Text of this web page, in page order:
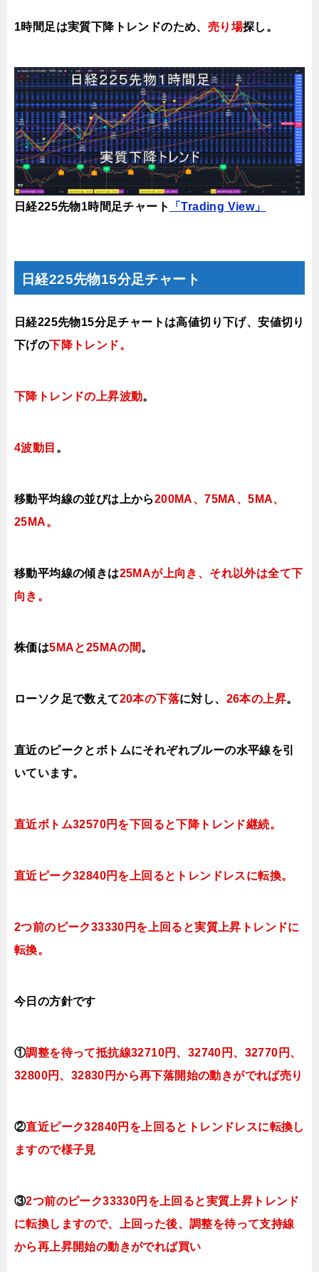
1時間足は実質下降トレンドのため、 売り場探し。
日経225先物1時間足チャート 「Trading View」
日経225先物15分足チャート
日経225先物15分足チャートは高値切り下げ、安値切り
下げの下降トレンド。
下降トレンドの上昇波動。
4波動目 。
移動平均線の並びは上から200MA、75MA、5MA、
25MA。
移動平均線の傾きは25MAが上向き、それ以外は全て下
向き 。
株価は5MAと25MAの間。
ローソク足で数えて20本の下落に対し、 26本の上昇。
直近のピークとボトムにそれぞれブルーの水平線を引
いています。
直近ボトム32570円を下回ると下降トレンド継続。
直近ピーク32840円を上回るとトレンドレスに転換。
2つ前のピーク33330円を上回ると実質上昇トレンドに
転換。
今日 の方針です
①調整を待って抵抗線32710円、32740円、32770円、
32800円、32830円から再下落開始の動きがでれば売り
②直近ピーク32840円を上回るとトレンドレスに転換し
ますので様子見
③2つ前のピーク33330円を上回ると実質上昇トレンド
に転換しますので、上回った後、調整を待って支持線
から再上昇開始の動きがでれば買い